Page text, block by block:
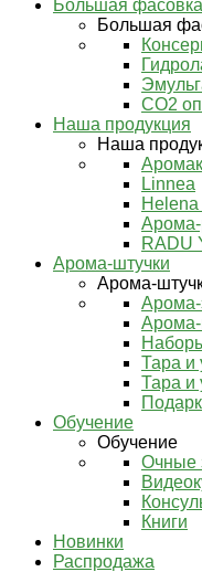
Большая фасовка
Большая
СО2
Наша продукция
Наша
Linnea
Арома-
RADU
Арома-штучки
Арома-
Арома-
Арома-
Тара и
Тара и
Обучение
Обучение
Очные
Книги
Новинки
Распродажа